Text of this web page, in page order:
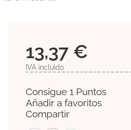
13,37 €
IVA incluido
Consigue 1 Puntos
Añadir a favoritos
Compartir